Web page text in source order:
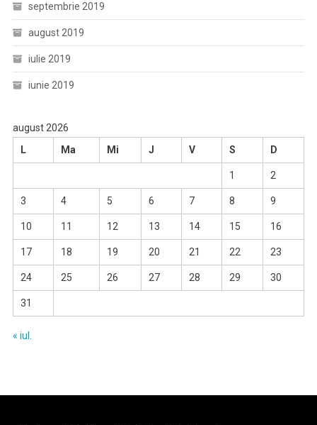
septembrie 2019
august 2019
iulie 2019
iunie 2019
august 2026
L
Ma Mi J V S D
1 2
3 4 5 6 7 8 9
10 11 12 13 14 15 16
17 18 19 20 21 22 23
24 25 26 27 28 29 30
31
« iul.